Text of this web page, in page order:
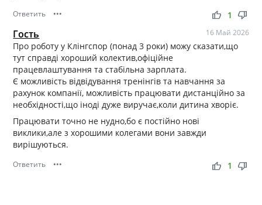
Ответить ••• thumb_up thumb_down
1
Гость 16 Май 2026
Про роботу у Клінгспор (понад 3 роки) можу сказати,що
тут справді хороший колектив,офіційне
працевлаштування та стабільна зарплата.
Є можливість відвідування тренінгів та навчання за
рахунок компанії, можливість працювати дистанційно за
необхідності,що іноді дуже виручає,коли дитина хворіє.
Працювати точно не нудно,бо є постійно нові
виклики,але з хорошими колегами вони завжди
вирішуються.
Ответить ••• thumb_up thumb_down
1